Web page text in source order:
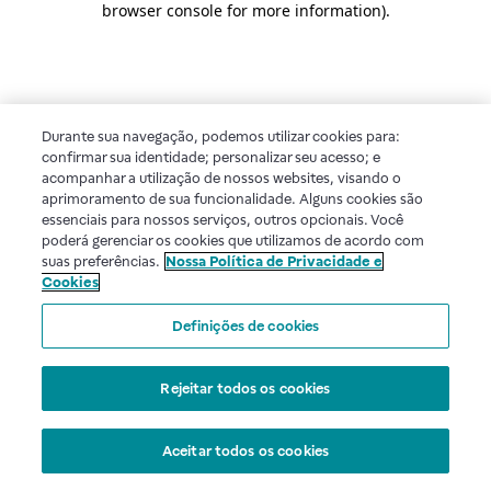
browser console for more information).
Durante sua navegação, podemos utilizar cookies para:
confirmar sua identidade; personalizar seu acesso; e
acompanhar a utilização de nossos websites, visando o
aprimoramento de sua funcionalidade. Alguns cookies são
essenciais para nossos serviços, outros opcionais. Você
poderá gerenciar os cookies que utilizamos de acordo com
suas preferências. Nossa Política de Privacidade e
Cookies
Definições de cookies
Rejeitar todos os cookies
Aceitar todos os cookies